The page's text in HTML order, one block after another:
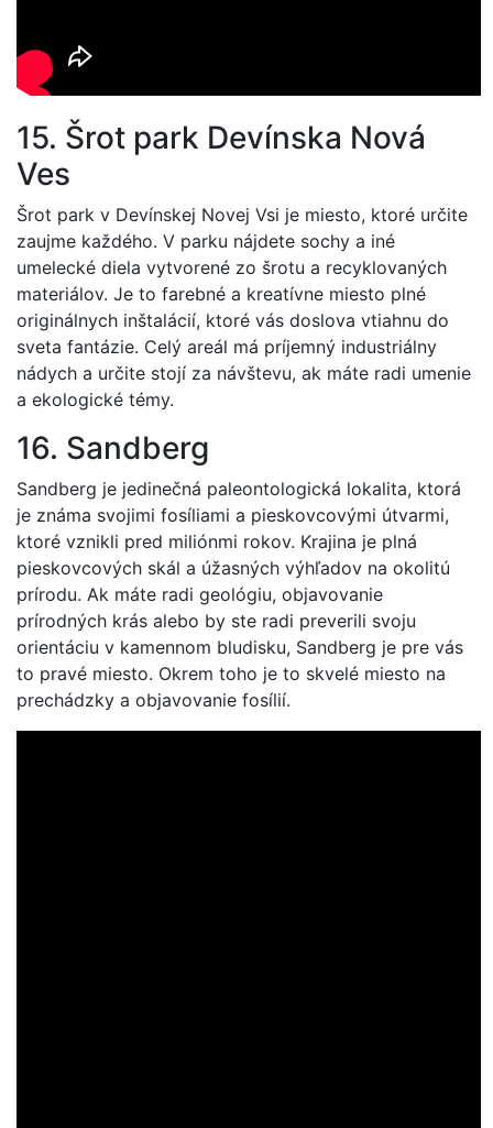
15. Šrot park Devínska Nová
Ves
Šrot park v Devínskej Novej Vsi je miesto, ktoré určite
zaujme každého. V parku nájdete sochy a iné
umelecké diela vytvorené zo šrotu a recyklovaných
materiálov. Je to farebné a kreatívne miesto plné
originálnych inštalácií, ktoré vás doslova vtiahnu do
sveta fantázie. Celý areál má príjemný industriálny
nádych a určite stojí za návštevu, ak máte radi umenie
a ekologické témy.
16. Sandberg
Sandberg je jedinečná paleontologická lokalita, ktorá
je známa svojimi fosíliami a pieskovcovými útvarmi,
ktoré vznikli pred miliónmi rokov. Krajina je plná
pieskovcových skál a úžasných výhľadov na okolitú
prírodu. Ak máte radi geológiu, objavovanie
prírodných krás alebo by ste radi preverili svoju
orientáciu v kamennom bludisku, Sandberg je pre vás
to pravé miesto. Okrem toho je to skvelé miesto na
prechádzky a objavovanie fosílií.